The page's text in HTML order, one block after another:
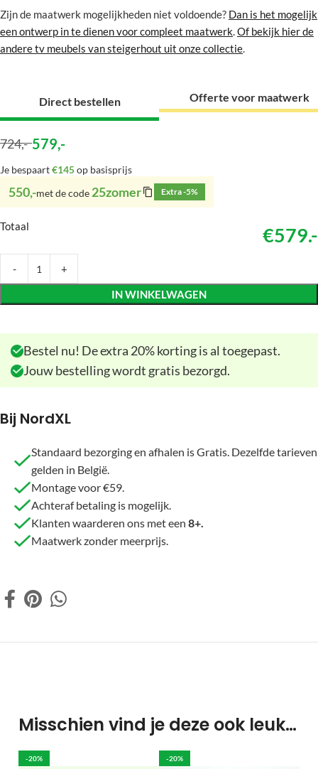
Zijn de maatwerk mogelijkheden niet voldoende? Dan is het mogelijk
een ontwerp in te dienen voor compleet maatwerk.Of bekijk hier de
andere tv meubels van steigerhout uit onze collectie.
Direct bestellen Offerte voor maatwerk
724,- 579,-
Je bespaart€145op basisprijs
550,-met de code 25zomer Extra -5%
Totaal €579.-
IN WINKELWAGEN
Bestel nu! De extra 20% korting is al toegepast.
Jouw bestelling wordt gratis bezorgd.
Bij NordXL
Standaard bezorging en afhalen is Gratis. Dezelfde tarieven
gelden in België.
Montage voor €59.
Achteraf betaling is mogelijk.
Klanten waarderen ons met een 8+.
Maatwerk zonder meerprijs.
Misschien vind je deze ook leuk…
-20% -20%